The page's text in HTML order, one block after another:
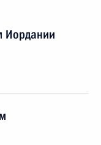
Иордании